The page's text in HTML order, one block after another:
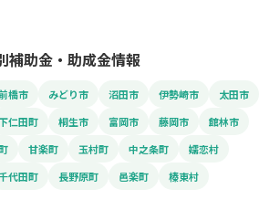
補助金・助成金情報
橋市 みどり市 沼田市 伊勢崎市
太田市
仁田町 桐生市 富岡市 藤岡市
館林市
甘楽町 玉村町 中之条町
嬬恋村
代田町 長野原町 邑楽町 榛東村